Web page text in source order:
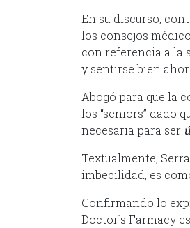
En su discurso,
los consejos
con referencia a la
y sentirse bien
Abogó para que la
los “seniors” dado
necesaria para ser
Textualmente,
imbecilidad, es
Confirmando lo
Doctor´s Farmacy